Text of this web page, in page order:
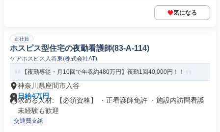
気になる
正社員
ホスピス型住宅の夜勤看護師(83-A-114)
ケアホスピス入谷東(株式会社AT)
【夜勤専従・月10回で年収約480万円】夜勤1回40,000円！！
神奈川県座間市入谷
日給4万円
求める人材: 【必須資格】 ・正看護師免許 ・施設内訪問看護
未経験も歓迎
交通費支給